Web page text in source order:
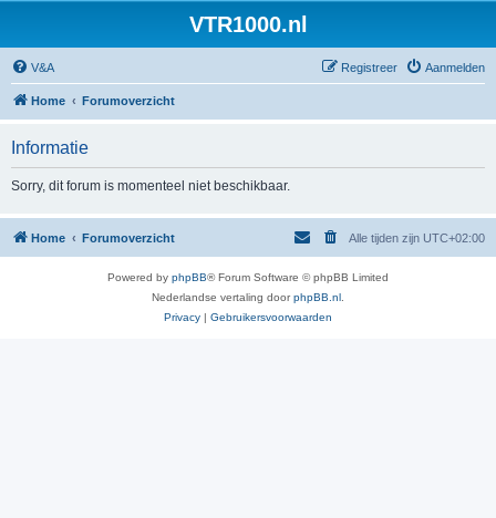
VTR1000.nl
V&A Aanmelden
Registreer
Home Forumoverzicht
Informatie
Sorry, dit forum is momenteel niet beschikbaar.
Home Forumoverzicht Alle tijden zijn UTC+02:00
Powered by phpBB® Forum Software © phpBB Limited
Nederlandse vertaling doorphpBB.nl
Privacy | Gebruikersvoorwaarden